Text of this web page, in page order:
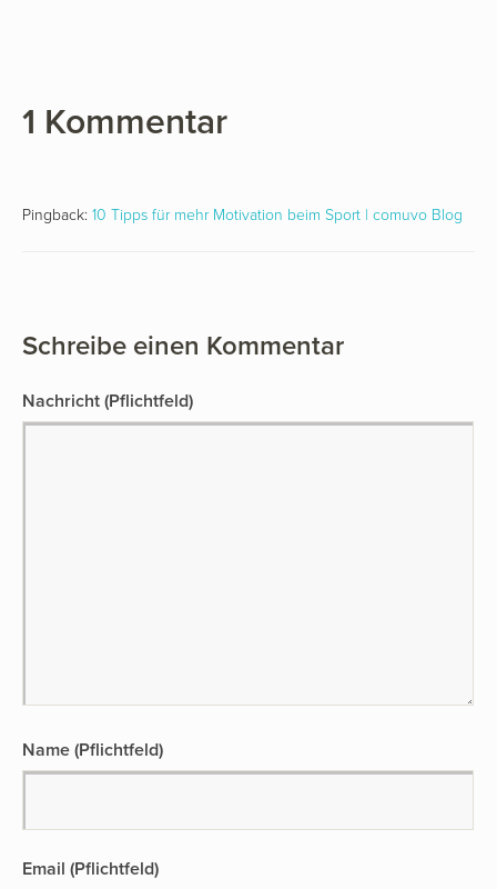
1 Kommentar
Pingback: 10 Tipps für mehr Motivation beim Sport | comuvo Blog
Schreibe einen Kommentar
Nachricht (Pflichtfeld)
Name (Pflichtfeld)
Email (Pflichtfeld)